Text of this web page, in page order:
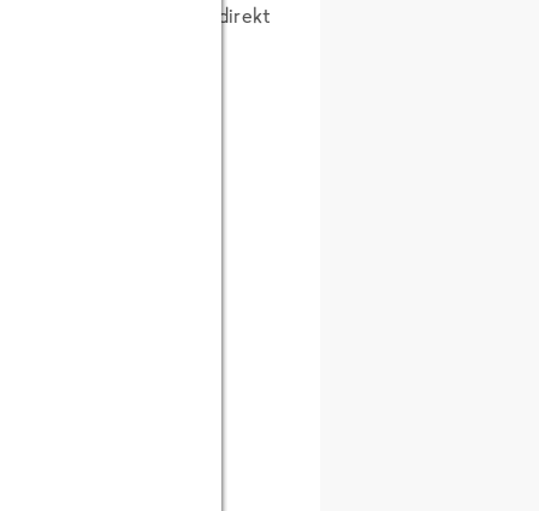
wir auch einen Platz direkt
Früchtekontors.
Udo Pollmer.